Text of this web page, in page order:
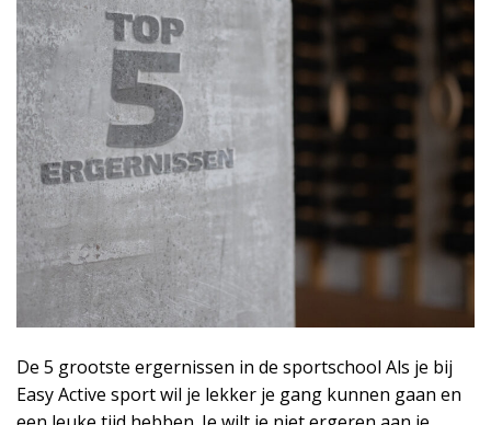
De 5 grootste ergernissen in de sportschool Als je bij
Easy Active sport wil je lekker je gang kunnen gaan en